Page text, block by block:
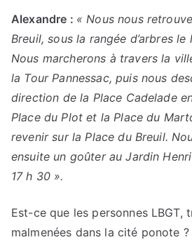
Alexandre : « Nous nous
Breuil, sous la rangée d’arbres
Nous marcherons à travers la
la Tour Pannessac, puis nous
direction de la Place Cadelade
Place du Plot et la Place du
revenir sur la Place du Breuil.
ensuite un goûter au Jardin
17 h 30 ».
Est-ce que les personnes LBGT,
malmenées dans la cité ponote